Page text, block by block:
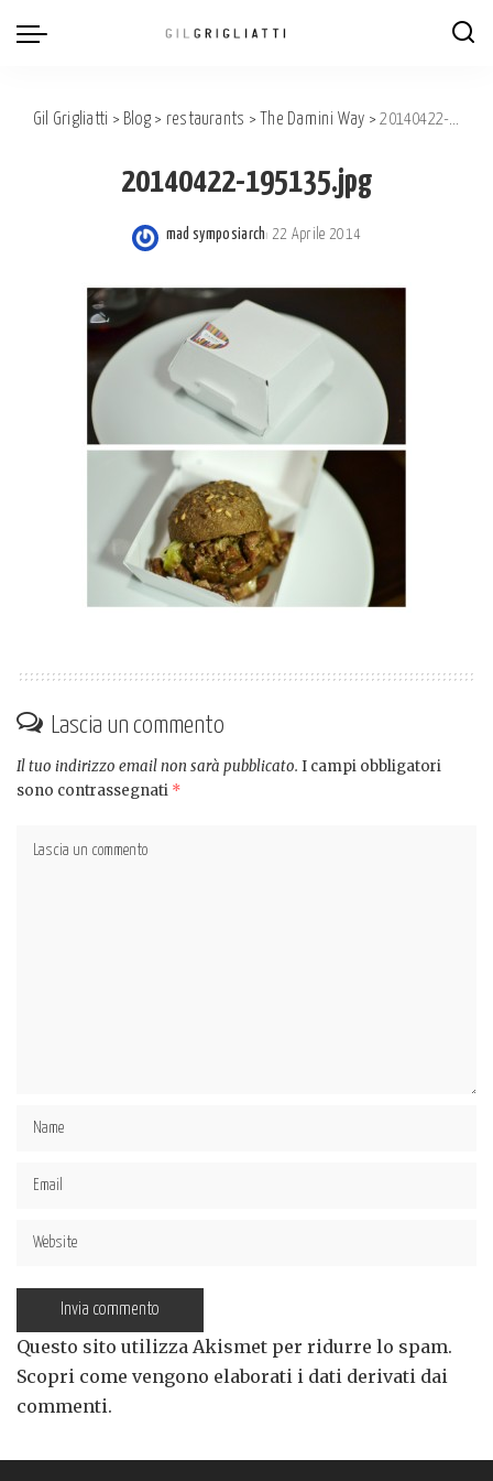
Gil Grigliatti > Blog > restaurants > The Damini Way >20140422-195135.jpg
20140422-195135.jpg
Posted
mad symposiarch 22 Aprile 2014
Lascia un commento
Il tuo indirizzo email non sarà pubblicato. I campi obbligatori
sono contrassegnati *
Questo sito utilizza Akismet per ridurre lo spam.
Scopri come vengono elaborati i dati derivati dai
commenti.